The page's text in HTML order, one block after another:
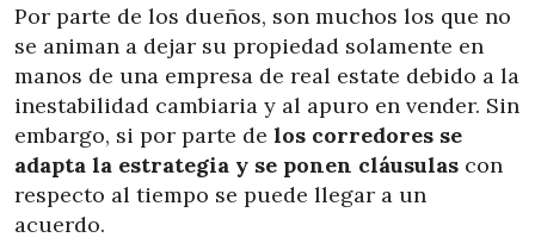
Por parte de los dueños, son muchos los que no
se animan a dejar su propiedad solamente en
manos de una empresa de real estate debido a la
inestabilidad cambiaria y al apuro en vender. Sin
embargo, si por parte de los corredores se
adapta la estrategia y se ponen cláusulas con
respecto al tiempo se puede llegar a un
acuerdo.